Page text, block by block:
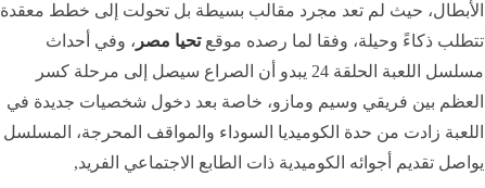
الأبطال، حيث لم تعد مجرد مقالب بسيطة بل تحولت إلى خطط معقدة
تتطلب ذكاءً وحيلة، وفقا لما رصده موقعتحيا مصر ، وفي أحداث
مسلسل اللعبة الحلقة 24 يبدو أن الصراع سيصل إلى مرحلة كسر
العظم بين فريقي وسيم ومازو، خاصة بعد دخول شخصيات جديدة في
اللعبة زادت من حدة الكوميديا السوداء والمواقف المحرجة، المسلسل
يواصل تقديم أجوائه الكوميدية ذات الطابع الاجتماعي الفريد,